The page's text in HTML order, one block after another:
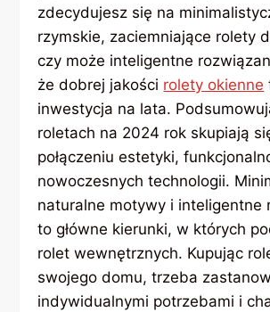
zdecydujesz się na
rzymskie, zaciemniające rolety
czy może inteligentne
że dobrej jakości rolety okienne
inwestycja na lata.
roletach na 2024 rok skupiają
połączeniu estetyki,
nowoczesnych technologii.
naturalne motywy i inteligentne
to główne kierunki, w których
rolet wewnętrznych. Kupując
swojego domu, trzeba
indywidualnymi potrzebami i